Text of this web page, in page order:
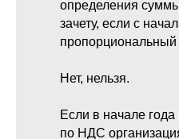
определения
зачету, если с
пропорциональный
Нет, нельзя.
Если в начале года
по НДС